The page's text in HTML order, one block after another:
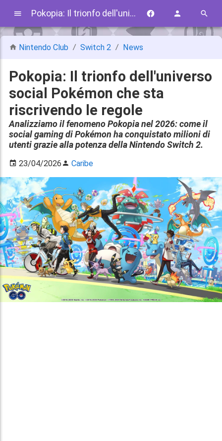
Pokopia: Il trionfo dell'universo social Pokémon che sta riscrivendo le regole
Nintendo Club Switch 2 News
Pokopia: Il trionfo dell'universo
social Pokémon che sta
riscrivendo le regole
Analizziamo il fenomeno Pokopia nel 2026: come il
social gaming di Pokémon ha conquistato milioni di
utenti grazie alla potenza della Nintendo Switch 2.
23/04/2026 Caribe